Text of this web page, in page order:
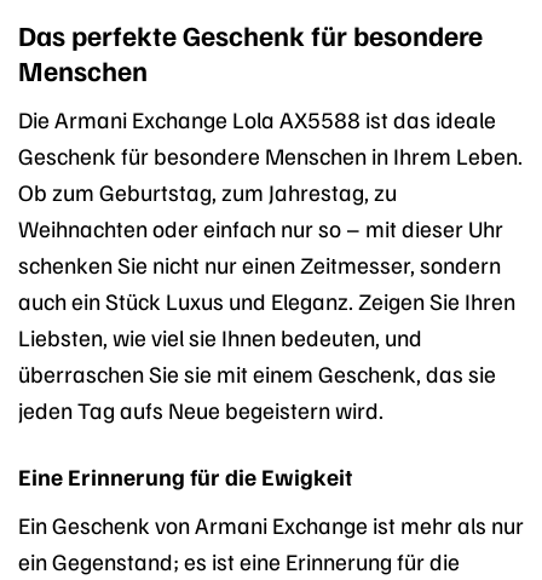
Das perfekte Geschenk für besondere
Menschen
Die Armani Exchange Lola AX5588 ist das ideale
Geschenk für besondere Menschen in Ihrem Leben.
Ob zum Geburtstag, zum Jahrestag, zu
Weihnachten oder einfach nur so – mit dieser Uhr
schenken Sie nicht nur einen Zeitmesser, sondern
auch ein Stück Luxus und Eleganz. Zeigen Sie Ihren
Liebsten, wie viel sie Ihnen bedeuten, und
überraschen Sie sie mit einem Geschenk, das sie
jeden Tag aufs Neue begeistern wird.
Eine Erinnerung für die Ewigkeit
Ein Geschenk von Armani Exchange ist mehr als nur
ein Gegenstand; es ist eine Erinnerung für die